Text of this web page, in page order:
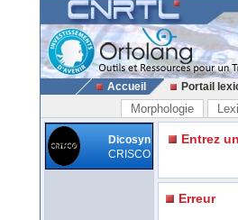
Accueil Portail
Morphologie
Dicosyn
CRISCO
Entrez
Erreur